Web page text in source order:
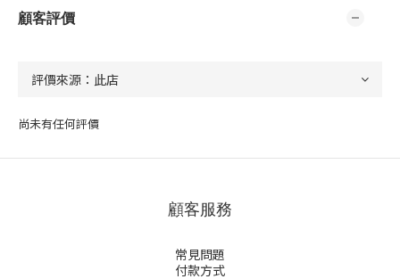
顧客評價
尚未有任何評價
顧客服務
常見問題
付款方式